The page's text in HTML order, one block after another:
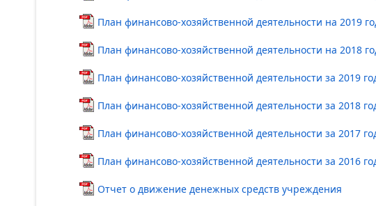
План финансово-хозяйственной деятельности на 2019
План финансово-хозяйственной деятельности на 2018
План финансово-хозяйственной деятельности за 2019
План финансово-хозяйственной деятельности за 2018
План финансово-хозяйственной деятельности за 2017
План финансово-хозяйственной деятельности за 2016
Отчет о движение денежных средств учреждения